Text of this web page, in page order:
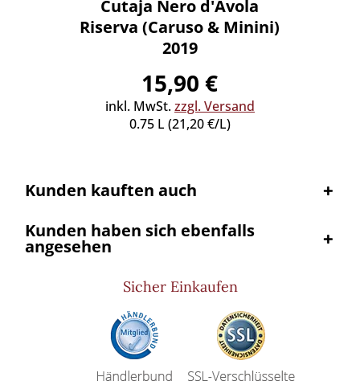
Cutaja Nero d'Avola
Riserva (Caruso & Minini)
2019
15,90 €
inkl. MwSt.zzgl. Versand
0.75 L (21,20 €/L)
Kunden kauften auch
Kunden haben sich ebenfalls
angesehen
Sicher Einkaufen